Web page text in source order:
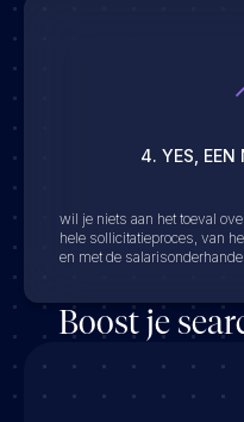
4. YES, EEN
wil je niets aan het toeval
hele sollicitatieproces, van
en met de
Boost je